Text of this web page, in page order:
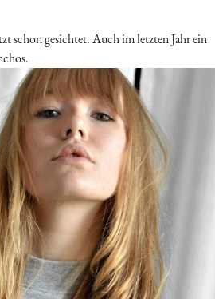
schon gesichtet. Auch im letzten Jahr ein